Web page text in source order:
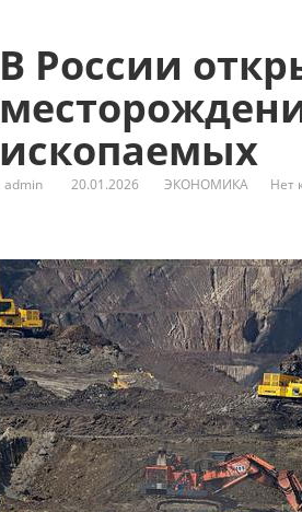
В России
ископаемых
admin 20.01.2026 ЭКОНОМИКА Нет